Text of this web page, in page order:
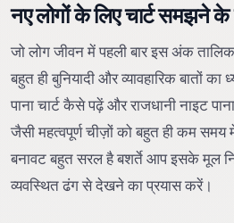
नए लोगों के लिए चार्ट समझने के
जो लोग जीवन में पहली बार इस अंक
बहुत ही बुनियादी और व्यावहारिक बातों
पाना चार्ट कैसे पढ़ें और राजधानी नाइट
जैसी महत्वपूर्ण चीज़ों को बहुत ही कम
बनावट बहुत सरल है बशर्ते आप इसके मूल
व्यवस्थित ढंग से देखने का प्रयास करें।